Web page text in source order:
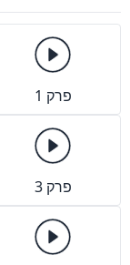
פרק 1
פרק 3